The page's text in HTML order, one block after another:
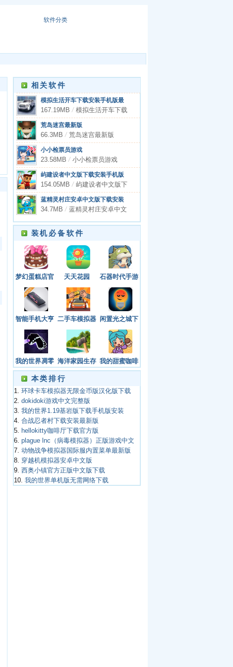
软件分类
相关软件
模拟生活开车下载安装手机版最
新版
167.19MB /模拟生活开车下载
安装手机版最新版
荒岛迷宫最新版
66.3MB /荒岛迷宫最新版
小小检票员游戏
23.58MB /小小检票员游戏
屿建设者中文版下载安装手机版
官网
154.05MB /屿建设者中文版下
载安装手机版官网
蓝精灵村庄安卓中文版下载安装
34.7MB /蓝精灵村庄安卓中文
装机必备软件
梦幻蛋糕店官
网下载安卓版
天天花园
石器时代手游
官网版下载
智能手机大亨
2汉化版下载
安装最新版
二手车模拟器
最新版下载
闲置光之城下
载
我的世界凋零
风暴模组手机
版下载
海洋家园生存
岛
我的甜蜜咖啡
店游戏最新版
本类排行
1. 环球卡车模拟器无限金币版汉化版下载
2. dokidoki游戏中文完整版
3. 我的世界1.19基岩版下载手机版安装
4. 合战忍者村下载安装最新版
5.
hellokitty咖啡厅下载官方版
6. plague lnc（病毒模拟器）正版游戏中文
7. 动物战争模拟器国际服内置菜单最新版
8.
穿越机模拟器安卓中文版
9. 西奥小镇官方正版中文版下载
10. 我的世界单机版无需网络下载